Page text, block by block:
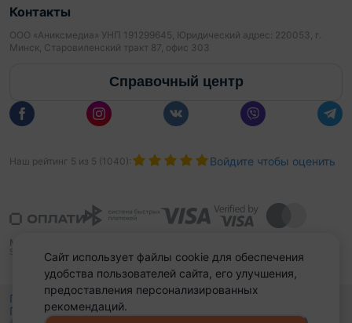
Контакты
ООО «Аниксмедиа» УНП 191299645, Юридический адрес: 220053, г.
Минск, Старовиленский тракт 87, офис 303
Справочный центр
Наш рейтинг 5 из 5 (1040): Войдите чтобы оценить
Политика конфиденциальности,
Политика обработки файлов куки
Сайт использует файлы cookie для обеспечения
удобства пользователей сайта, его улучшения,
предоставления персонализированных
рекомендаций.